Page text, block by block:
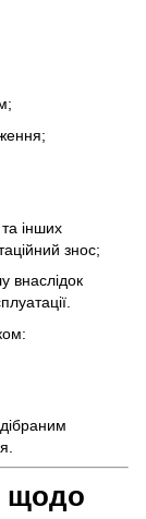
інших
знос;
внаслідок
щодо